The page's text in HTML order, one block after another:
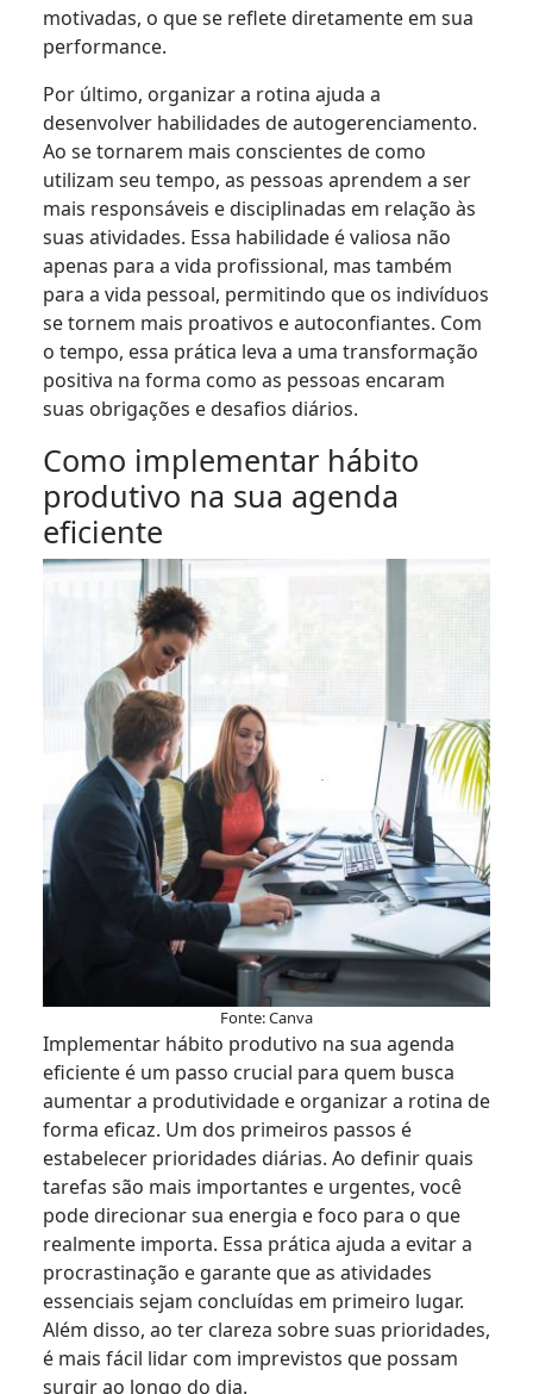
motivadas, o que se reflete diretamente em sua
performance.
Por último, organizar a rotina ajuda a
desenvolver habilidades de autogerenciamento.
Ao se tornarem mais conscientes de como
utilizam seu tempo, as pessoas aprendem a ser
mais responsáveis e disciplinadas em relação às
suas atividades. Essa habilidade é valiosa não
apenas para a vida profissional, mas também
para a vida pessoal, permitindo que os indivíduos
se tornem mais proativos e autoconfiantes. Com
o tempo, essa prática leva a uma transformação
positiva na forma como as pessoas encaram
suas obrigações e desafios diários.
Como implementar hábito
produtivo na sua agenda
eficiente
Fonte: Canva
Implementar hábito produtivo na sua agenda
eficiente é um passo crucial para quem busca
aumentar a produtividade e organizar a rotina de
forma eficaz. Um dos primeiros passos é
estabelecer prioridades diárias. Ao definir quais
tarefas são mais importantes e urgentes, você
pode direcionar sua energia e foco para o que
realmente importa. Essa prática ajuda a evitar a
procrastinação e garante que as atividades
essenciais sejam concluídas em primeiro lugar.
Além disso, ao ter clareza sobre suas prioridades,
é mais fácil lidar com imprevistos que possam
surgir ao longo do dia.